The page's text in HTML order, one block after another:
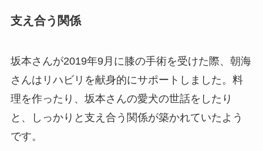
支え合う関係
坂本さんが2019年9月に膝の手術を受けた際、朝海
さんはリハビリを献身的にサポートしました。料
理を作ったり、坂本さんの愛犬の世話をしたり
と、しっかりと支え合う関係が築かれていたよう
です。